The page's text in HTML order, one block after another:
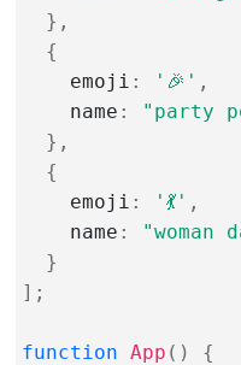
} ,
{
    emoji
: '🎉' ,
    name
:
"party
} ,
{
    emoji
: '💃' ,
    name
:
"woman
}
] ;
function App ( )
{